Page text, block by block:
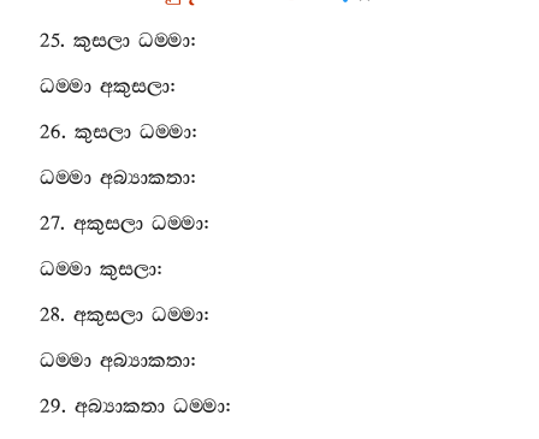
25. කුසලා ධම‍්මා:
ධම‍්මා අකුසලා:
26. කුසලා ධම‍්මා:
ධම‍්මා අබ්‍යාකතා:
27. අකුසලා ධම‍්මා:
ධම‍්මා කුසලා:
28. අකුසලා ධම‍්මා:
ධම‍්මා අබ්‍යාකතා:
29. අබ්‍යාකතා ධම‍්මා: